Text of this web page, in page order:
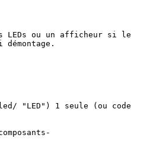
LEDs ou un afficheur si le
"LED") 1 seule (ou code